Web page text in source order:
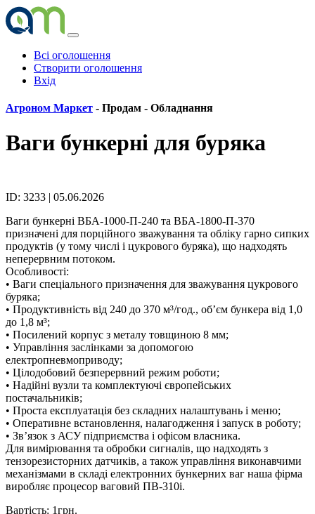
Всі оголошення
Створити оголошення
Вхід
Агроном Маркет - Продам - Обладнання
Ваги бункерні для буряка
ID: 3233 | 05.06.2026
Ваги бункерні ВБА-1000-П-240 та ВБА-1800-П-370
призначені для порційного зважування та обліку гарно сипких
продуктів (у тому числі і цукрового буряка), що надходять
неперервним потоком.
Особливості:
• Ваги спеціального призначення для зважування цукрового
буряка;
• Продуктивність від 240 до 370 м³/год., об’єм бункера від 1,0
до 1,8 м³;
• Посилений корпус з металу товщиною 8 мм;
• Управління заслінками за допомогою
електропневмоприводу;
• Цілодобовий безперервний режим роботи;
• Надійні вузли та комплектуючі європейських
постачальників;
• Проста експлуатація без складних налаштувань і меню;
• Оперативне встановлення, налагодження і запуск в роботу;
• Зв’язок з АСУ підприємства і офісом власника.
Для вимірювання та обробки сигналів, що надходять з
тензорезисторних датчиків, а також управління виконавчими
механізмами в складі електронних бункерних ваг наша фірма
виробляє процесор ваговий ПВ-310і.
Вартість: 1грн.